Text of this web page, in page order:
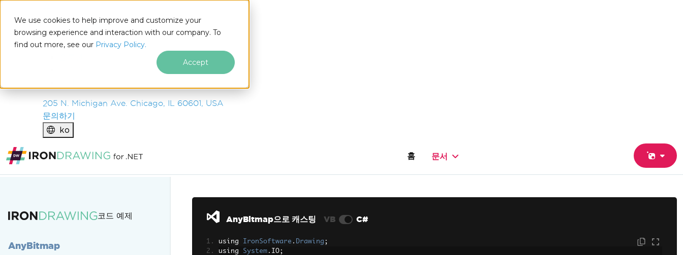
We use cookies to help improve and customize your
browsing experience and interaction with our company. To
find out more, see our Privacy Policy.
Accept
IRONSOFTWARE
제품
기업
205 N. Michigan Ave. Chicago, IL 60601, USA
문의하기
ko
홈 문서
코드 예제
AnyBitmap
AnyBitmap으로 캐스팅 VB C#
using IronSoftware . Drawing ;
using System . IO;